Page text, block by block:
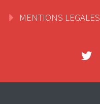
MENTIONS LEGALES